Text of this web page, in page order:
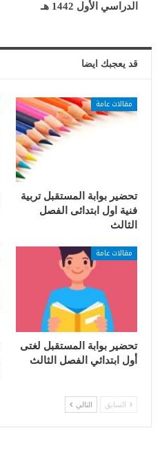
الدراسي الأول 1442 هـ
قد يعجبك ايضا
مقالات عامة
تحضير بوابة المستقبل تربية
فنية اول ابتدائى الفصل
الثالث
مقالات عامة
تحضير بوابة المستقبل لغتى
أول ابتدائي الفصل الثالث
السابق التالي